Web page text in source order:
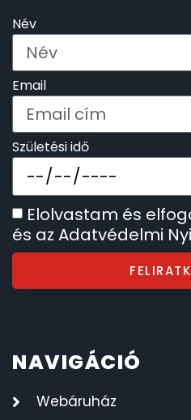
Név
Email
Születési idő
Elolvastam és
és az Adatvédelmi
NAVIGÁCIÓ
Webáruház